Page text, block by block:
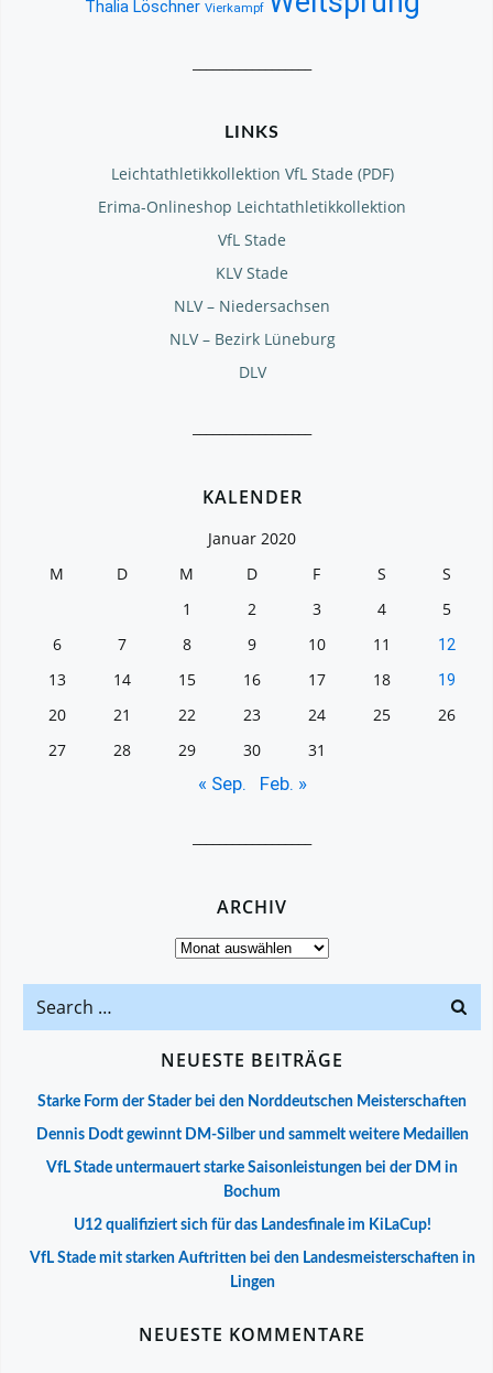
Thalia Löschner Vierkampf
LINKS
Leichtathletikkollektion VfL Stade (PDF)
Erima-Onlineshop Leichtathletikkollektion
VfL Stade
KLV Stade
NLV – Niedersachsen
NLV – Bezirk Lüneburg
DLV
KALENDER
Januar 2020
M
D M D F S
S
1
2 3 4
5
6
7 8 9 10 11 12
13 14 15 16 17 18 19
20 21 22 23 24 25
26
27
28 29 30 31
« Sep. Feb. »
ARCHIV
Archiv
Search
for:
NEUESTE BEITRÄGE
Starke Form der Stader bei den Norddeutschen Meisterschaften
Dennis Dodt gewinnt DM-Silber und sammelt weitere Medaillen
VfL Stade untermauert starke Saisonleistungen bei der DM in
Bochum
U12 qualifiziert sich für das Landesfinale im KiLaCup!
VfL Stade mit starken Auftritten bei den Landesmeisterschaften in
Lingen
NEUESTE KOMMENTARE